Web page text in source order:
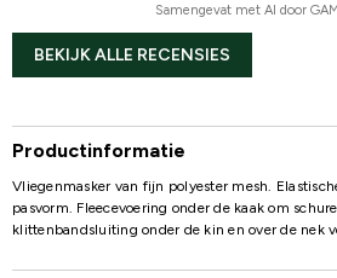
Samengevat met AI door
BEKIJK ALLE RECENSIES
Productinformatie
Vliegenmasker van fijn polyester mesh.
pasvorm. Fleecevoering onder de kaak om
klittenbandsluiting onder de kin en over de nek